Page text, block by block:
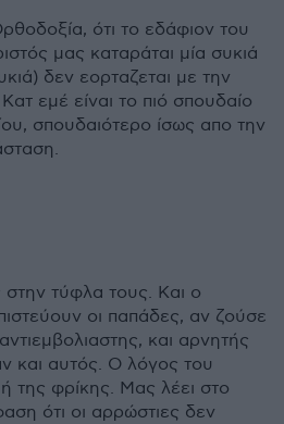
ότι το εδάφιον του
μας καταράται μία συκιά
δεν εορταζεται με την
εμέ είναι το πιό σπουδαίο
σπουδαιότερο ίσως απο την
τύφλα τους. Και ο
οι παπάδες, αν ζούσε
και αρνητής
και αυτός. Ο λόγος του
της φρίκης. Μας λέει στο
ότι οι αρρώστιες δεν